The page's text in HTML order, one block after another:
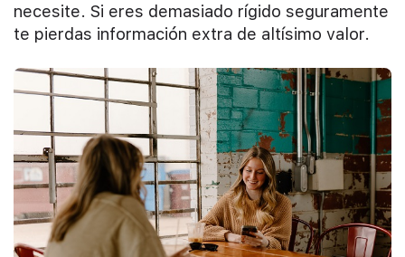
necesite. Si eres demasiado rígido seguramente
te pierdas información extra de altísimo valor.